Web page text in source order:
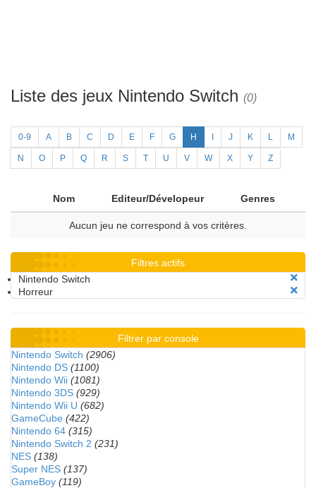
Liste des jeux Nintendo Switch (0)
0-9 A B C D E F G H J K L M
N O P Q R S T U V W X Y Z
Nom Editeur/Dévelopeur Genres
Aucun jeu ne correspond à vos critères.
Filtres actifs
Nintendo Switch
Horreur
Filtrer par console
Nintendo Switch (2906)
Nintendo DS (1100)
Nintendo Wii (1081)
Nintendo 3DS (929)
Nintendo Wii U (682)
GameCube (422)
Nintendo 64 (315)
Nintendo Switch 2 (231)
NES (138)
Super NES (137)
GameBoy (119)